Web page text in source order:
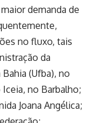
demanda de
no fluxo, tais
da
(Ufba), no
no Barbalho;
Joana Angélica;